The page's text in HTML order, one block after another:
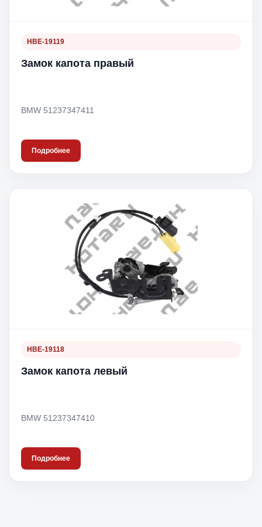
HBE-19119
Замок капота правый
BMW 51237347411
Подробнее
HBE-19118
Замок капота левый
BMW 51237347410
Подробнее